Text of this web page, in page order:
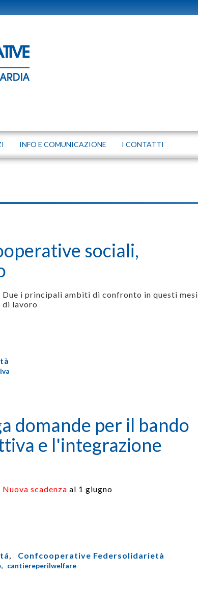
INFO E COMUNICAZIONE I CONTATTI
sociali,
Due i principali ambiti di confronto in questi mesi
di lavoro
domande per il bando
e l'integrazione
Nuova scadenza al 1 giugno
Confcooperative Federsolidarietà
, cantiereperilwelfare